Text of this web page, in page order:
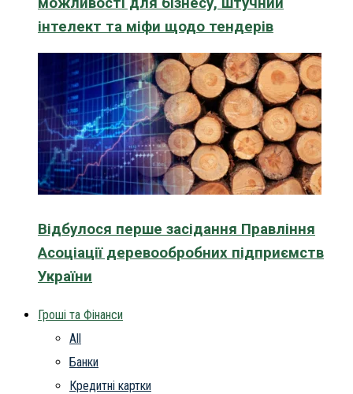
інтелект та міфи щодо тендерів
Відбулося перше засідання Правління
Асоціації деревообробних підприємств
України
Гроші та Фінанси
All
Банки
Кредитні картки